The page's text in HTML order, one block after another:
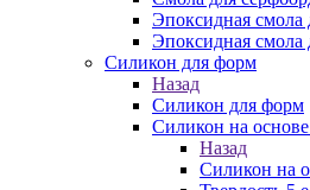
Эпоксидная смола
Эпоксидная смола
Силикон для форм
Назад
Силикон для форм
Силикон на
Назад
Силикон на